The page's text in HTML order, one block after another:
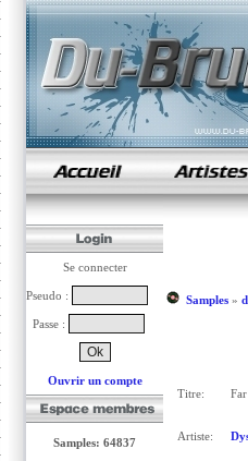
samples de rap
Se connecter
Pseudo :
Passe :
Ouvrir un compte
Samples: 64837
Samples»
Titre:
Artiste: